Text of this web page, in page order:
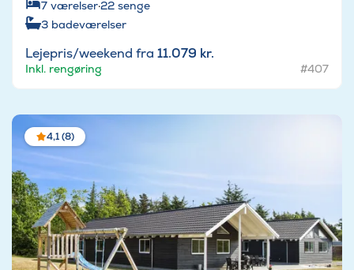
7 værelser·22 senge
3 badeværelser
Lejepris/weekend fra 11.079 kr.
Inkl. rengøring #407
4,1 (8)